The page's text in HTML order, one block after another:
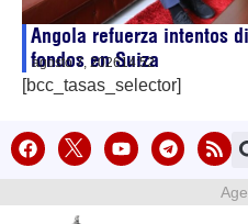
Angola refuerza intentos
fondos en Suiza
agosto 7, 202614:52
[bcc_tasas_selector]